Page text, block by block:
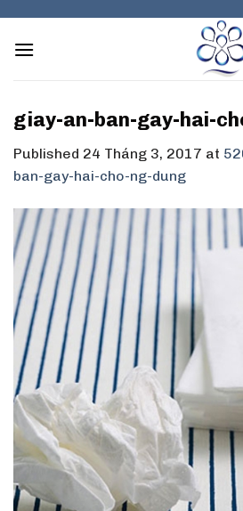
content
giay-an-ban-gay-hai-
Published 24 Tháng 3, 2017 at
ban-gay-hai-cho-ng-dung